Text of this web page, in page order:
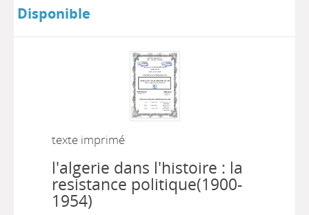
Disponible
texte imprimé
l'algerie dans l'histoire : la
resistance politique(1900-
1954)